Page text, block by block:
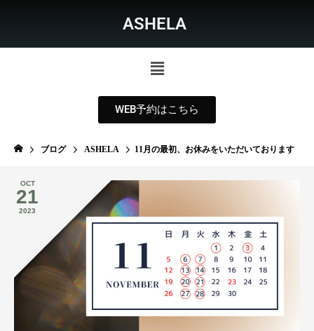
ASHELA
WEB予約はこちら
ブログ ASHELA 11月の最初、お休みをいただいております
OCT
21
2023